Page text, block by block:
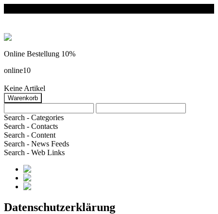
Online Bestellung 10%
online10
Keine Artikel
Search - Categories
Search - Contacts
Search - Content
Search - News Feeds
Search - Web Links
Datenschutzerklärung